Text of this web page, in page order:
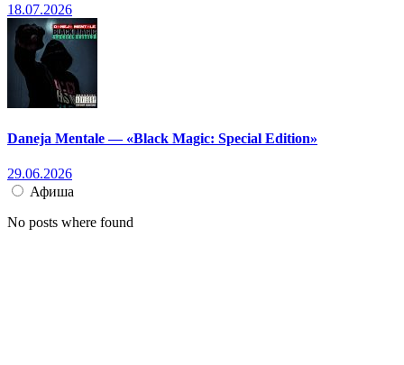
18.07.2026
Daneja Mentale — «Black Magic: Special Edition»
29.06.2026
Афиша
No posts where found